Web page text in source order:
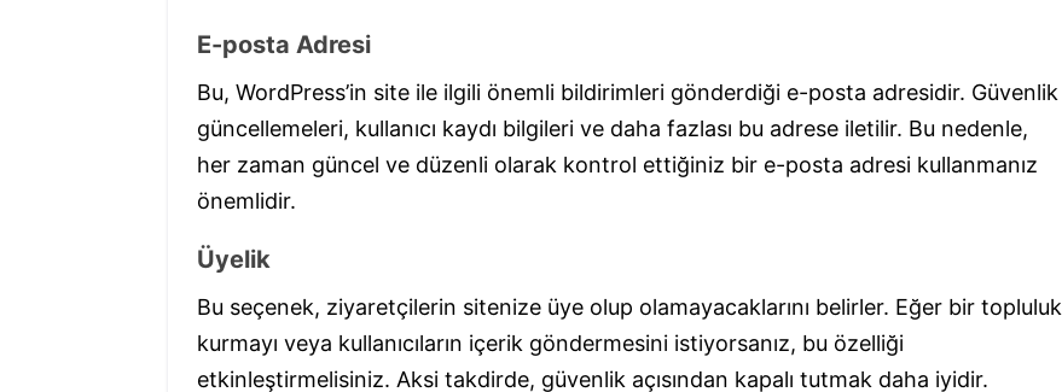
E-posta Adresi
Bu, WordPress’in site ile ilgili önemli bildirimleri gönderdiği e-posta adresidir. Güvenlik
güncellemeleri, kullanıcı kaydı bilgileri ve daha fazlası bu adrese iletilir. Bu nedenle,
her zaman güncel ve düzenli olarak kontrol ettiğiniz bir e-posta adresi kullanmanız
önemlidir.
Üyelik
Bu seçenek, ziyaretçilerin sitenize üye olup olamayacaklarını belirler. Eğer bir topluluk
kurmayı veya kullanıcıların içerik göndermesini istiyorsanız, bu özelliği
etkinleştirmelisiniz. Aksi takdirde, güvenlik açısından kapalı tutmak daha iyidir.